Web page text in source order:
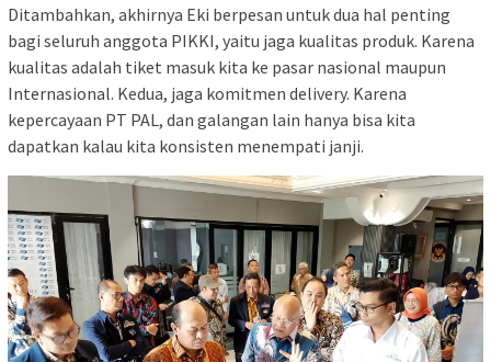
Ditambahkan, akhirnya Eki berpesan untuk dua hal penting
bagi seluruh anggota PIKKI, yaitu jaga kualitas produk. Karena
kualitas adalah tiket masuk kita ke pasar nasional maupun
Internasional. Kedua, jaga komitmen delivery. Karena
kepercayaan PT PAL, dan galangan lain hanya bisa kita
dapatkan kalau kita konsisten menempati janji.